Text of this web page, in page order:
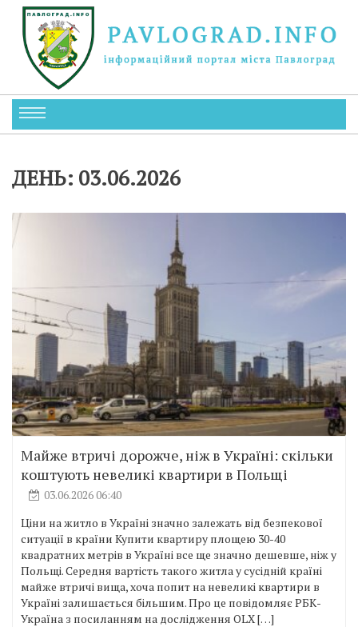
ДЕНЬ: 03.06.2026
Майже втричі дорожче, ніж в Україні: скільки
коштують невеликі квартири в Польщі
03.06.2026 06:40
Ціни на житло в Україні значно залежать від безпекової
ситуації в країни Купити квартиру площею 30-40
квадратних метрів в Україні все ще значно дешевше, ніж у
Польщі. Середня вартість такого житла у сусідній країні
майже втричі вища, хоча попит на невеликі квартири в
Україні залишається більшим. Про це повідомляє РБК-
Україна з посиланням на дослідження OLX […]